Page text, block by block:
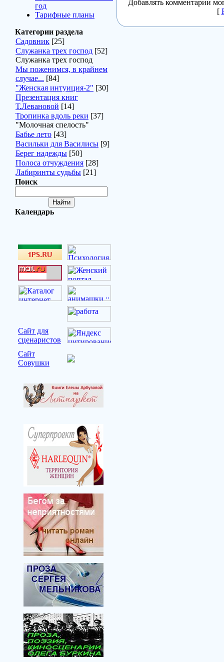
год
Тарифные планы
Категории раздела
Садовник [25]
Служанка трех господ [52]
Служанка трех господ
Мы поженимся, в крайнем
случае... [84]
"Женская интуиция-2" [30]
Презентация книг
Т.Левановой [14]
Тропинка вдоль реки [37]
"Молочная спелость"
Бабье лето [43]
Васильки для Василисы [9]
Берег надежды [50]
Полоса отчуждения [28]
Лабиринты судьбы [21]
Поиск
Календарь
Сайт для
сценаристов
Сайт
Совушки
Добавлять комментарии
[